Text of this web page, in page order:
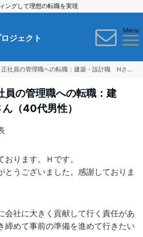
ングして理想の転職を実現
ジェクト
Menu
派遣社員から正社員の管理職への転職：建築・設計職 Hさん（40代男性）
員の管理職への転職：建
（40代男性）
ります。Ｈです。
とうございました。感謝しておりま
会社に大きく貢献して行く責任があ
締めて事前の準備を進めて行きたい